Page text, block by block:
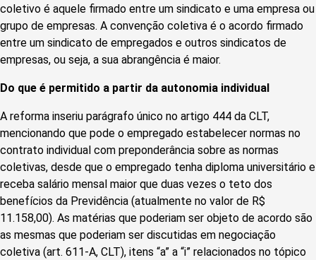
coletivo é aquele firmado entre um sindicato e uma empresa ou
grupo de empresas. A convenção coletiva é o acordo firmado
entre um sindicato de empregados e outros sindicatos de
empresas, ou seja, a sua abrangência é maior.
Do que é permitido a partir da autonomia individual
A reforma inseriu parágrafo único no artigo 444 da CLT,
mencionando que pode o empregado estabelecer normas no
contrato individual com preponderância sobre as normas
coletivas, desde que o empregado tenha diploma universitário e
receba salário mensal maior que duas vezes o teto dos
benefícios da Previdência (atualmente no valor de R$
11.158,00). As matérias que poderiam ser objeto de acordo são
as mesmas que poderiam ser discutidas em negociação
coletiva (art. 611-A, CLT), itens “a” a “i” relacionados no tópico